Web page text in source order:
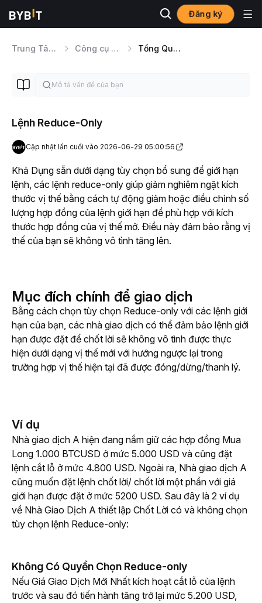
Đăng ký
Trung Tâm Trợ Giúp Công cụ Giao dịch Tổng Quan Các Loại Lệnh
Lệnh Reduce-Only
Cập nhật lần cuối vào 2026-06-29 05:00:56
Khả Dụng sẵn dưới dạng tùy chọn bổ sung để giới hạn
lệnh, các lệnh reduce-only giúp giảm nghiêm ngặt kích
thước vị thế bằng cách tự động giảm hoặc điều chỉnh số
lượng hợp đồng của lệnh giới hạn để phù hợp với kích
thước hợp đồng của vị thế mở. Điều này đảm bảo rằng vị
thế của bạn sẽ không vô tình tăng lên.
Mục đích chính để giao dịch
Bằng cách chọn tùy chọn Reduce-only với các lệnh giới
hạn của bạn, các nhà giao dịch có thể đảm bảo lệnh giới
hạn được đặt để chốt lời sẽ không vô tình được thực
hiện dưới dạng vị thế mới với hướng ngược lại trong
trường hợp vị thế hiện tại đã được đóng/dừng/thanh lý.
Ví dụ
Nhà giao dịch A hiện đang nắm giữ các hợp đồng Mua
Long 1.000 BTCUSD ở mức 5.000 USD và cũng đặt
lệnh cắt lỗ ở mức 4.800 USD. Ngoài ra, Nhà giao dịch A
cũng muốn đặt lệnh chốt lời/ chốt lời một phần với giá
giới hạn được đặt ở mức 5200 USD. Sau đây là 2 ví dụ
về Nhà Giao Dịch A thiết lập Chốt Lời có và không chọn
tùy chọn lệnh Reduce-only:
Không Có Quyền Chọn Reduce-only
Nếu Giá Giao Dịch Mới Nhất kích hoạt cắt lỗ của lệnh
trước và sau đó tiến hành tăng trở lại mức 5.200 USD,